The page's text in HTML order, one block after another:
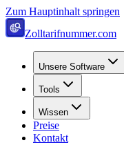
Zum Hauptinhalt springen
Zolltarifnummer.com
Unsere Software
Tools
Wissen
Preise
Kontakt